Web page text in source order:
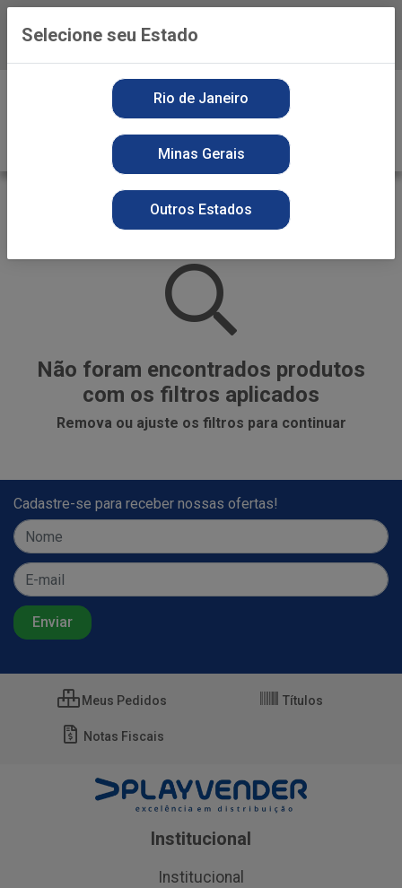
Baixe já o APP da Playvender
ALFAMA
Não foram encontrados produtos
com os filtros aplicados
Remova ou ajuste os filtros para continuar
Cadastre-se para receber nossas ofertas!
Meus Pedidos Títulos
Notas Fiscais
Institucional
Institucional
Selecione seu Estado
Rio de Janeiro
Minas Gerais
Outros Estados